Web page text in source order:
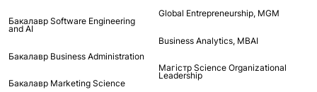
Бакалавр Software Engineering
and AI
Бакалавр Business Administration
Бакалавр Marketing Science
Global Entrepreneurship, MGM
Business Analytics, MBAI
Магістр Science Organizational
Leadership